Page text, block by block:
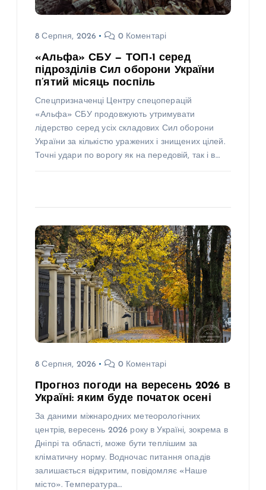
8 Серпня, 2026 0 Коментарі
«Альфа» СБУ — ТОП-1 серед
підрозділів Сил оборони України
п’ятий місяць поспіль
Спецпризначенці Центру спецоперацій
«Альфа» СБУ продовжують утримувати
лідерство серед усіх складових Сил оборони
України за кількістю уражених і знищених цілей.
Точні удари по ворогу як на передовій, так і в…
8 Серпня, 2026 0 Коментарі
Прогноз погоди на вересень 2026 в
Україні: яким буде початок осені
За даними міжнародних метеорологічних
центрів, вересень 2026 року в Україні, зокрема в
Дніпрі та області, може бути теплішим за
кліматичну норму. Водночас питання опадів
залишається відкритим, повідомляє «Наше
місто». Температура…